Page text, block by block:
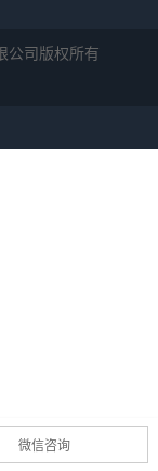
公司版权所有
微信咨询